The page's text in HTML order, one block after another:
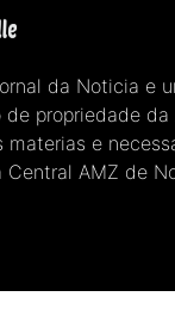
da Noticia e
de propriedade da
materias e
Central AMZ de